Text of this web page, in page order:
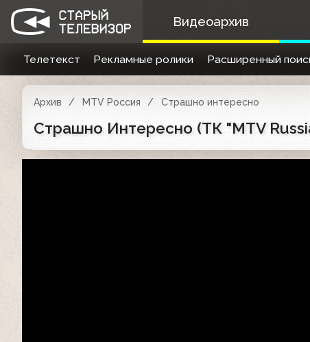
Видеоархив
Телетекст Рекламные ролики Расширенный
Архив MTV Россия Страшно интересно
Страшно Интересно (ТК "MTV